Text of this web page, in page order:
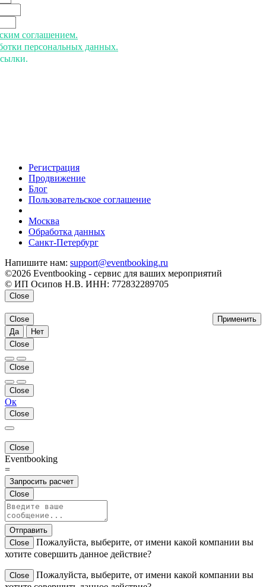
соглашением.
персональных данных.
Регистрация
Продвижение
Блог
Пользовательское соглашение
Москва
Обработка данных
Санкт-Петербург
Напишите нам: support@eventbooking.ru
©2026 Eventbooking - сервис для ваших мероприятий
© ИП Осипов Н.В. ИНН: 772832289705
Close
Применить
Close
Да
Нет
Close
Close
Close
Ок
Close
Close
Eventbooking
=
Запросить расчет
Close
Отправить
Close
Пожалуйста, выберите, от имени какой компании вы
хотите совершить данное действие?
Close
Пожалуйста, выберите, от имени какой компании вы